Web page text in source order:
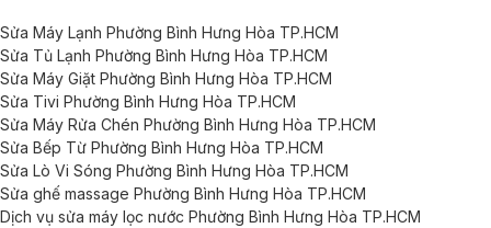
Sửa Máy Lạnh Phường Bình Hưng Hòa TP.HCM
Sửa Tủ Lạnh Phường Bình Hưng Hòa TP.HCM
Sửa Máy Giặt Phường Bình Hưng Hòa TP.HCM
Sửa Tivi Phường Bình Hưng Hòa TP.HCM
Sửa Máy Rửa Chén Phường Bình Hưng Hòa TP.HCM
Sửa Bếp Từ Phường Bình Hưng Hòa TP.HCM
Sửa Lò Vi Sóng Phường Bình Hưng Hòa TP.HCM
Sửa ghế massage Phường Bình Hưng Hòa TP.HCM
Dịch vụ sửa máy lọc nước Phường Bình Hưng Hòa TP.HCM